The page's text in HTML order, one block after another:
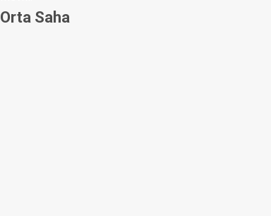
Orta Saha